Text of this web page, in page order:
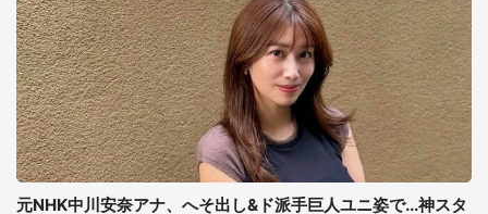
元NHK中川安奈アナ、へそ出し&ド派手巨人ユニ姿で...神スタ